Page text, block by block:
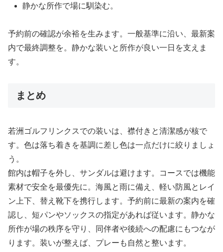
静かな所作で場に馴染む。
予約前の確認が余裕を生みます。一般基準に沿い、最新案
内で最終調整を。静かな装いと所作が良い一日を支えま
す。
まとめ
若洲ゴルフリンクスでの装いは、襟付きと清潔感が核で
す。色は落ち着きを基調に差し色は一点だけに絞りましょ
う。
館内は帽子を外し、サンダルは避けます。コースでは機能
素材で安全を最優先に。海風と雨に備え、軽い防風とレイ
ン上下、替え靴下を携行します。予約前に最新の案内を確
認し、短パンやソックスの指定があれば従います。静かな
所作が場の秩序を守り、同伴者や後続への配慮にもつなが
ります。装いが整えば、プレーも自然と整います。